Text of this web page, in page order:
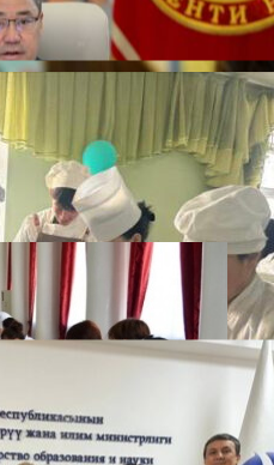
КӨРКӨМ ТАСМАСЫ
07.08.2026
ПРЕЗИДЕНТ САДЫР
МАМЛЕКЕТТЕРДИН
ЖОЛУГУШТУ
07.08.2026
Абитуриент
ЖОЖДОРГО КАБЫЛ
27.07.2026
ӨЗҮҢДҮН КЕЛЕЧЕГИҢ
20.07.2026
ЖОЖДОРГО КАБЫЛ
20.07.2026
Медиа